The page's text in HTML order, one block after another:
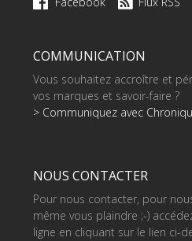
COMMUNICATION
Vous souhaitez accroître et
vos marques et savoir-faire ?
> Communiquez avec
NOUS CONTACTER
Pour nous contacter, pour
même vous plaindre ;-)
ligne en cliquant sur le lien ci-